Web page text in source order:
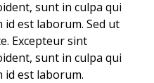
sunt in culpa qui
est laborum. Sed ut
Excepteur sint
sunt in culpa qui
id est laborum.